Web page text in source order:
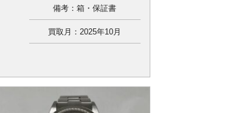
備考：箱・保証書
買取月：2025年10月